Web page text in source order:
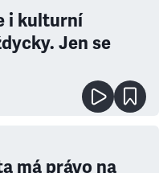
i kulturní
Jen se
má právo na